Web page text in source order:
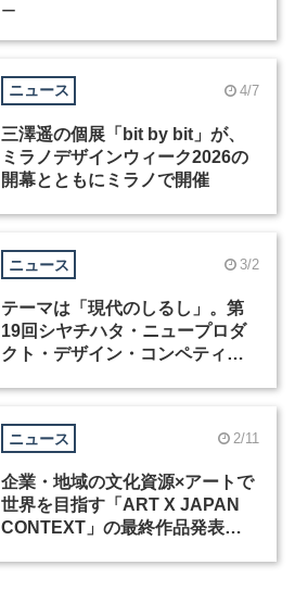
ー
ニュース 4/7
三澤遥の個展「bit by bit」が、
ミラノデザインウィーク2026の
開幕とともにミラノで開催
ニュース 3/2
テーマは「現代のしるし」。第
19回シヤチハタ・ニュープロダ
クト・デザイン・コンペティシ
ニュース 2/11
企業・地域の文化資源×アートで
世界を目指す「ART X JAPAN
CONTEXT」の最終作品発表・